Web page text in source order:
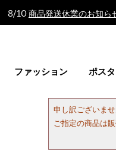
8/10 商品発送休業のお知ら
ファッション ポス
申し訳ございませ
ご指定の商品は